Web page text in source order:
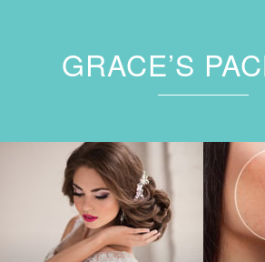
GRACE’S